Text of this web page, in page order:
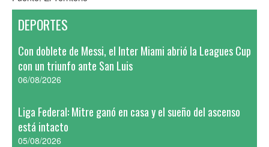
DEPORTES
Con doblete de Messi, el Inter Miami abrió la Leagues Cup
con un triunfo ante San Luis
06/08/2026
Liga Federal: Mitre ganó en casa y el sueño del ascenso
está intacto
05/08/2026